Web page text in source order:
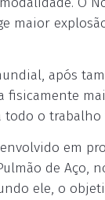
maior
após
fisicamente
o
em
de Aço,
ele, o